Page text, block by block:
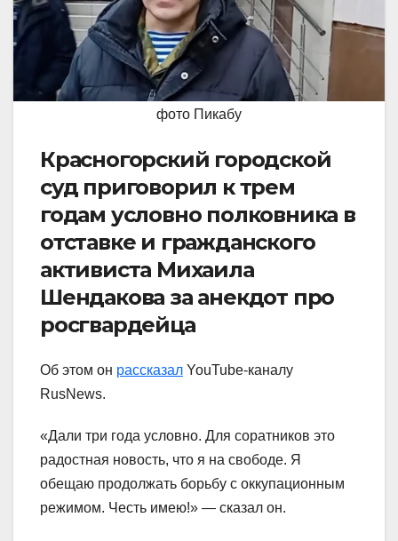
фото Пикабу
Красногорский городской
суд приговорил к трем
годам условно полковника в
отставке и гражданского
активиста Михаила
Шендакова за анекдот про
росгвардейца
Об этом он рассказал YouTube-каналу
RusNews.
«Дали три года условно. Для соратников это
радостная новость, что я на свободе. Я
обещаю продолжать борьбу с оккупационным
режимом. Честь имею!» — сказал он.